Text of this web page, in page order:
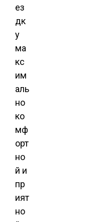
ез
дк
у
ма
кс
им
аль
но
ко
мф
орт
но
й и
пр
ият
но